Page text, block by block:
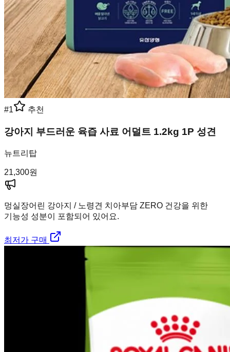
#1 추천
강아지 부드러운 육즙 사료 어덜트 1.2kg 1P 성견
뉴트리탑
21,300원
멍실장어린 강아지 / 노령견 치아부담 ZERO 건강을 위한
기능성 성분이 포함되어 있어요.
최저가 구매